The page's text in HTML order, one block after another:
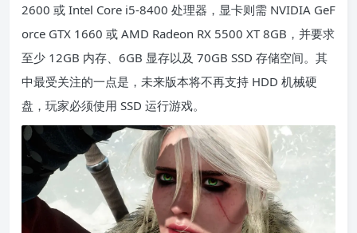
2600 或 Intel Core i5-8400 处理器，显卡则需 NVIDIA GeF
orce GTX 1660 或 AMD Radeon RX 5500 XT 8GB，并要求
至少 12GB 内存、6GB 显存以及 70GB SSD 存储空间。其
中最受关注的一点是，未来版本将不再支持 HDD 机械硬
盘，玩家必须使用 SSD 运行游戏。